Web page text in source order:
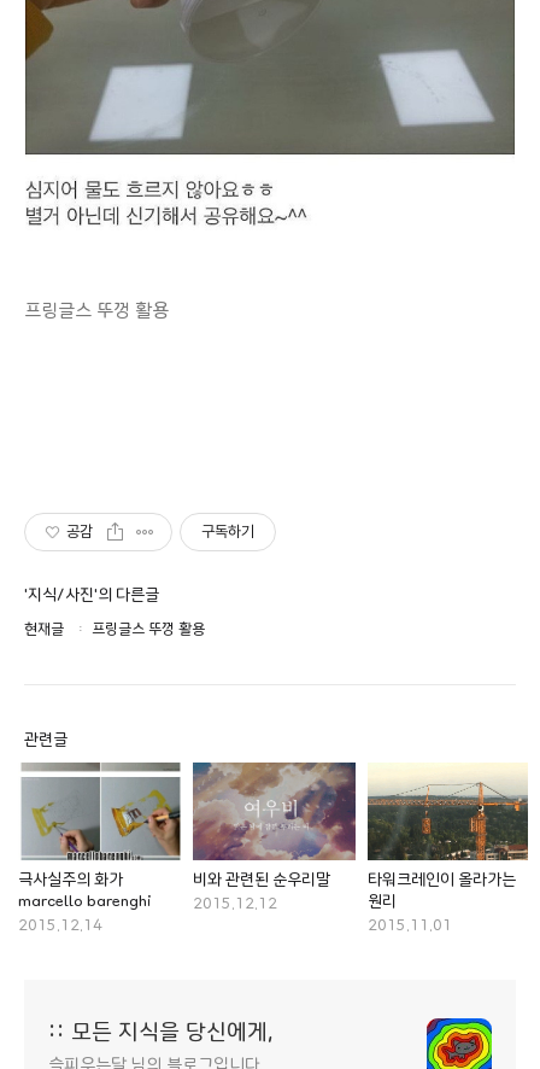
프링글스 뚜껑 활용
공감 구독하기
'지식/사진'의 다른글
현재글 프링글스 뚜껑 활용
관련글
극사실주의 화가
marcello barenghi
2015.12.14
비와 관련된 순우리말
2015.12.12
타워크레인이 올라가는
원리
2015.11.01
:: 모든 지식을 당신에게,
슬피우는달 님의 블로그입니다.